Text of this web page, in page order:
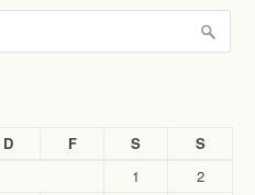
D F S S
1
2